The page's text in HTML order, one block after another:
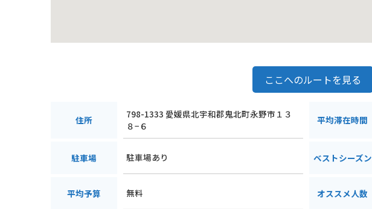
ここへのルートを見る
住所
798-1333 愛媛県北宇和郡鬼北町永野市１３
８−６
平均滞在時間
駐車場 駐車場あり ベストシーズン
平均予算 無料 オススメ人数